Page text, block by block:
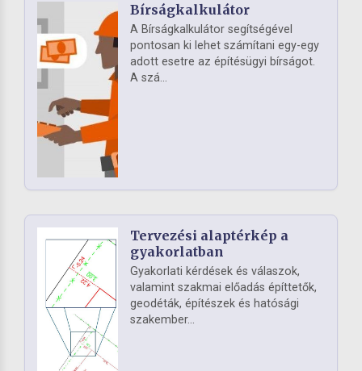
Bírságkalkulátor
A Bírságkalkulátor segítségével
pontosan ki lehet számítani egy-egy
adott esetre az építésügyi bírságot.
A szá...
Tervezési alaptérkép a
gyakorlatban
Gyakorlati kérdések és válaszok,
valamint szakmai előadás építtetők,
geodéták, építészek és hatósági
szakember...